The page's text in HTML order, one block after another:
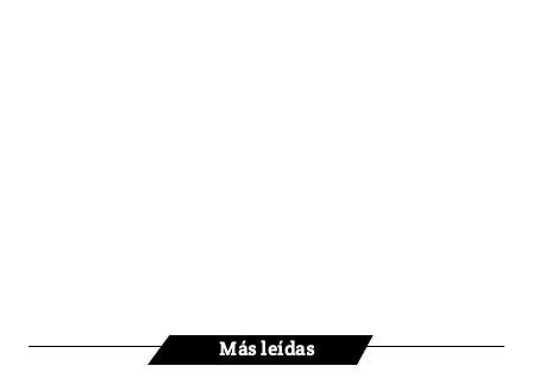
Más leídas